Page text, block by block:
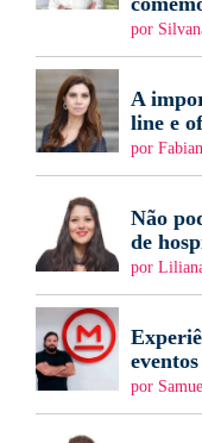
por
A
line e
por
Não
de
por
eventos
por